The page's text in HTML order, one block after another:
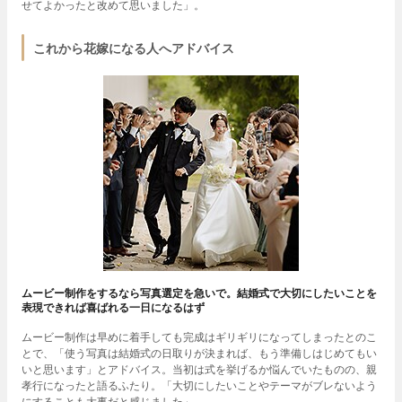
せてよかったと改めて思いました」。
これから花嫁になる人へアドバイス
ムービー制作をするなら写真選定を急いで。結婚式で大切にしたいことを
表現できれば喜ばれる一日になるはず
ムービー制作は早めに着手しても完成はギリギリになってしまったとのこ
とで、「使う写真は結婚式の日取りが決まれば、もう準備しはじめてもい
いと思います」とアドバイス。当初は式を挙げるか悩んでいたものの、親
孝行になったと語るふたり。「大切にしたいことやテーマがブレないよう